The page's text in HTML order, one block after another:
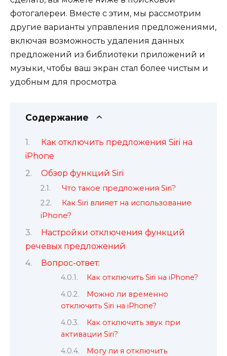
фотогалереи. Вместе с этим, мы рассмотрим
другие варианты управления предложениями,
включая возможность удаления данных
предложений из библиотеки приложений и
музыки, чтобы ваш экран стал более чистым и
удобным для просмотра.
Содержание
Как отключить предложения Siri на
iPhone
Обзор функций Siri
Что такое предложения Siri?
Как Siri влияет на использование
iPhone?
Настройки отключения функций
речевых предложений
Вопрос-ответ:
Как отключить Siri на iPhone?
Можно ли временно
отключить Siri на iPhone?
Как отключить звук при
активации Siri?
Могу ли я отключить